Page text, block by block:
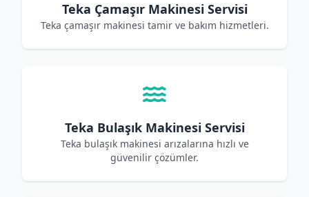
Teka Çamaşır Makinesi Servisi
Teka çamaşır makinesi tamir ve bakım hizmetleri.
Teka Bulaşık Makinesi Servisi
Teka bulaşık makinesi arızalarına hızlı ve
güvenilir çözümler.